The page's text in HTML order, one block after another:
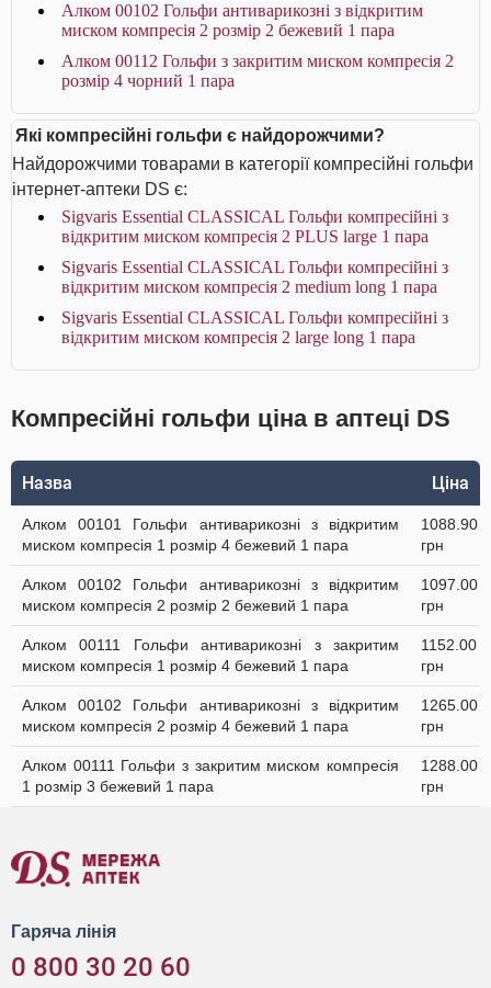
Алком 00102 Гольфи антиварикозні з відкритим
миском компресія 2 розмір 2 бежевий 1 пара
Алком 00112 Гольфи з закритим миском компресія 2
розмір 4 чорний 1 пара
Які компресійні гольфи є найдорожчими?
Найдорожчими товарами в категорії компресійні гольфи
інтернет-аптеки DS є:
Sigvaris Essential CLASSICAL Гольфи компресійні з
відкритим миском компресія 2 PLUS large 1 пара
Sigvaris Essential CLASSICAL Гольфи компресійні з
відкритим миском компресія 2 medium long 1 пара
Sigvaris Essential CLASSICAL Гольфи компресійні з
відкритим миском компресія 2 large long 1 пара
Компресійні гольфи ціна в аптеці DS
Назва Ціна
Алком 00101 Гольфи антиварикозні з відкритим
миском компресія 1 розмір 4 бежевий 1 пара
1088.90
грн
Алком 00102 Гольфи антиварикозні з відкритим
миском компресія 2 розмір 2 бежевий 1 пара
1097.00
грн
Алком 00111 Гольфи антиварикозні з закритим
миском компресія 1 розмір 4 бежевий 1 пара
1152.00
грн
Алком 00102 Гольфи антиварикозні з відкритим
миском компресія 2 розмір 4 бежевий 1 пара
1265.00
грн
Алком 00111 Гольфи з закритим миском компресія
1 розмір 3 бежевий 1 пара
1288.00
грн
Гаряча лінія
0 800 30 20 60